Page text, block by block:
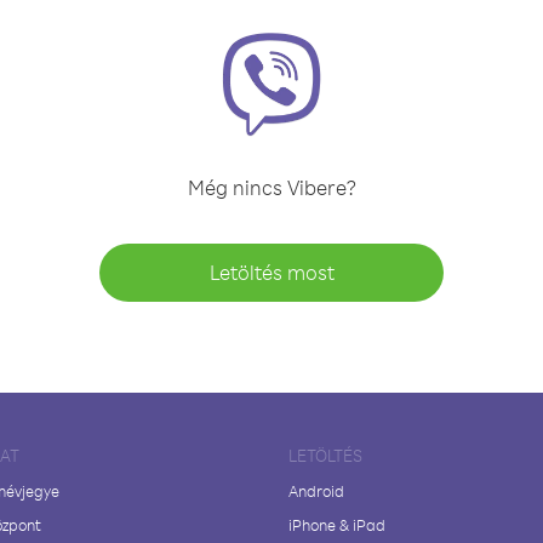
Még nincs Vibere?
Letöltés most
LETÖLTÉS
Android
iPhone & iPad